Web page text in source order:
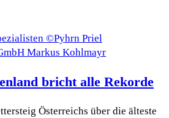
bricht alle Rekorde
Österreichs über die älteste